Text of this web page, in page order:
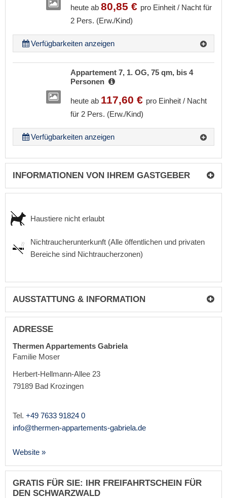
heute ab 80,85 € pro Einheit / Nacht für
2 Pers. (Erw./Kind)
Verfügbarkeiten anzeigen
Appartement 7, 1. OG, 75 qm, bis 4
Personen
heute ab 117,60 € pro Einheit / Nacht
für 2 Pers. (Erw./Kind)
Verfügbarkeiten anzeigen
INFORMATIONEN VON IHREM GASTGEBER
Haustiere nicht erlaubt
Nichtraucherunterkunft (Alle öffentlichen und privaten
Bereiche sind Nichtraucherzonen)
AUSSTATTUNG & INFORMATION
ADRESSE
Thermen Appartements Gabriela
Familie Moser
Herbert-Hellmann-Allee 23
79189 Bad Krozingen
Tel. +49 7633 91824 0
info@thermen-appartements-gabriela.de
Website »
GRATIS FÜR SIE: IHR FREIFAHRTSCHEIN FÜR
DEN SCHWARZWALD